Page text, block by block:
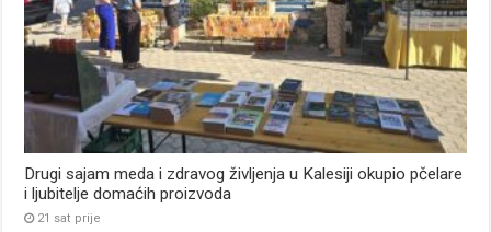
Drugi sajam meda i zdravog življenja u Kalesiji okupio pčelare
i ljubitelje domaćih proizvoda
21 sat prije